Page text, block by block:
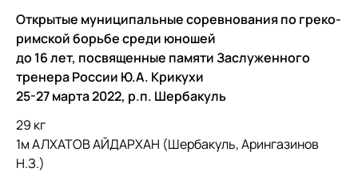
Открытые муниципальные соревнования по греко-
римской борьбе среди юношей
до 16 лет, посвященные памяти Заслуженного
тренера России Ю.А. Крикухи
25-27 марта 2022, р.п. Шербакуль
29 кг
1м АЛХАТОВ АЙДАРХАН (Шербакуль, Арингазинов
Н.З.)